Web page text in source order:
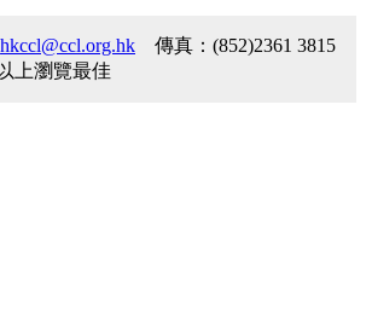
hkccl@ccl.org.hk 傳真：(852)2361 3815
以上瀏覽最佳